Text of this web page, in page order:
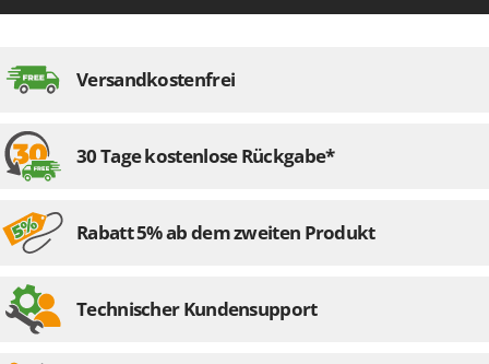
Versandkostenfrei
30 Tage kostenlose Rückgabe*
Rabatt 5% ab dem zweiten Produkt
Technischer Kundensupport